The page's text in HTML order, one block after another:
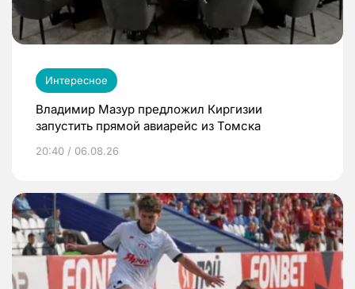
Интересное
Владимир Мазур предложил Киргизии
запустить прямой авиарейс из Томска
20:40 / 06.08.26